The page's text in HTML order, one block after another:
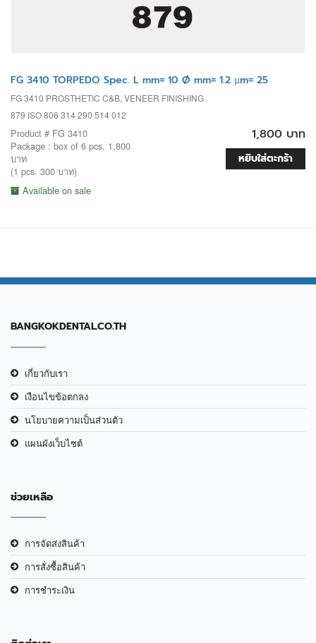
FG 3410 TORPEDO Spec. L mm= 10 Ø mm= 1.2 µm= 25
FG 3410 PROSTHETIC C&B, VENEER FINISHING
879 ISO 806 314 290 514 012
Product # FG 3410
Package : box of 6 pcs. 1,800
บาท
(1 pcs. 300 บาท)
Available on sale
1,800 บาท
หยิบใส่ตะกร้า
BANGKOKDENTAL.CO.TH
เกี่ยวกับเรา
เงือนไขข้อตกลง
นโยบายความเป็นส่วนตัว
แผนผังเว็บไซต์
ช่วยเหลือ
การจัดส่งสินค้า
การสั่งซื้อสินค้า
การชำระเงิน